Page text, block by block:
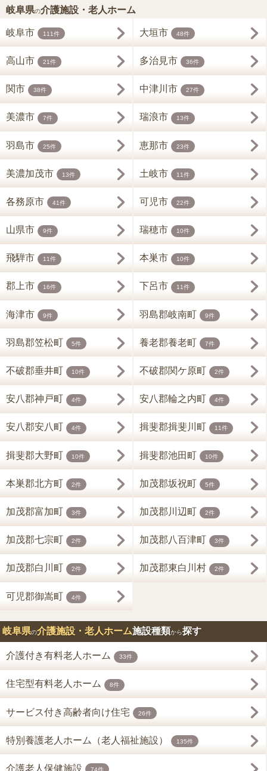
岐阜県の介護施設・老人ホーム
岐阜市 111件 大垣市 48件
高山市 21件 多治見市 36件
関市 38件 中津川市 27件
美濃市 7件 瑞浪市 13件
羽島市 25件 恵那市 23件
美濃加茂市 13件 土岐市 11件
各務原市 41件 可児市 22件
山県市 9件 瑞穂市 10件
飛騨市 11件 本巣市 10件
郡上市 16件 下呂市 11件
海津市 9件 羽島郡岐南町 9件
羽島郡笠松町 5件 養老郡養老町 7件
不破郡垂井町 10件 不破郡関ケ原町 2件
安八郡神戸町 4件 安八郡輪之内町 4件
安八郡安八町 4件 揖斐郡揖斐川町 11件
揖斐郡大野町 10件 揖斐郡池田町 10件
本巣郡北方町 2件 加茂郡坂祝町 5件
加茂郡富加町 3件 加茂郡川辺町 2件
加茂郡七宗町 2件 加茂郡八百津町 3件
加茂郡白川町 2件 加茂郡東白川村 2件
可児郡御嵩町 4件
岐阜県の介護施設・老人ホーム施設種類から探す
介護付き有料老人ホーム 33件
住宅型有料老人ホーム 8件
サービス付き高齢者向け住宅 26件
特別養護老人ホーム（老人福祉施設） 135件
介護老人保健施設 74件